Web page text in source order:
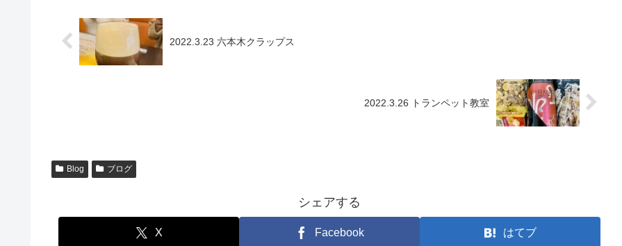
2022.3.23 六本木クラップス
2022.3.26 トランペット教室
Blog ブログ
シェアする
X Facebook はてブ